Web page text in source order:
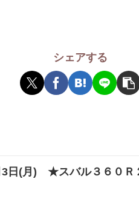
シェアする
3日(月) ★スバル３６０Ｒ